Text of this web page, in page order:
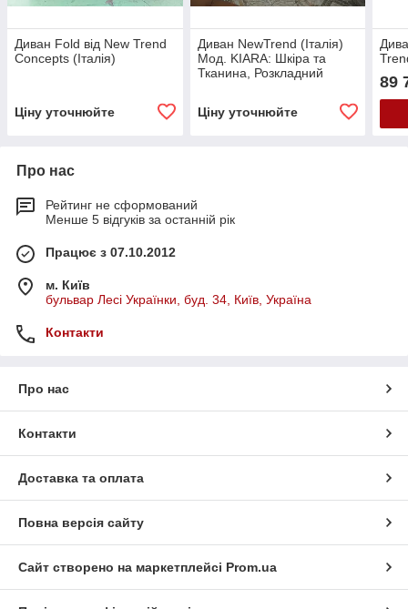
Диван Fold від New Trend
Concepts (Італія)
Ціну уточнюйте
Диван NewTrend (Італія)
Мод. KIARA: Шкіра та
Тканина, Розкладний
Ціну уточнюйте
89
Про нас
Рейтинг не сформований
Менше 5 відгуків за останній рік
Працює з 07.10.2012
м. Київ
бульвар Лесі Українки, буд. 34, Київ, Україна
Контакти
Про нас
Контакти
Доставка та оплата
Повна версія сайту
Сайт створено на маркетплейсі Prom.ua